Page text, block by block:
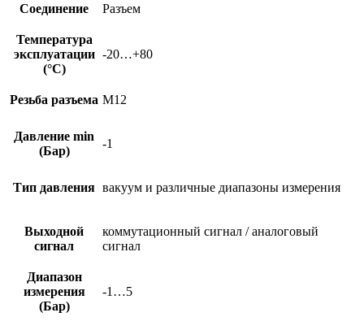
Соединение Разъем
Температура
эксплуатации
(°C)
-20…+80
Резьба разъема M12
Давление min
(Бар)
-1
Тип давления вакуум и различные диапазоны измерения
Выходной
сигнал
коммутационный сигнал / аналоговый
сигнал
Диапазон
измерения
(Бар)
-1…5